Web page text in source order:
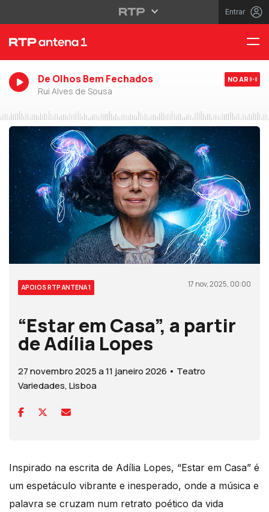
Entrar
De Olhos Bem Fechados
Rui Alves de Sousa
NO AR
APOIOS RTP ANTENA 1 17 nov, 2025, 00:00
“Estar em Casa”, a partir
de Adília Lopes
27 novembro 2025 a 11 janeiro 2026 • Teatro
Variedades, Lisboa
Inspirado na escrita de Adília Lopes, “Estar em Casa” é
um espetáculo vibrante e inesperado, onde a música e
palavra se cruzam num retrato poético da vida